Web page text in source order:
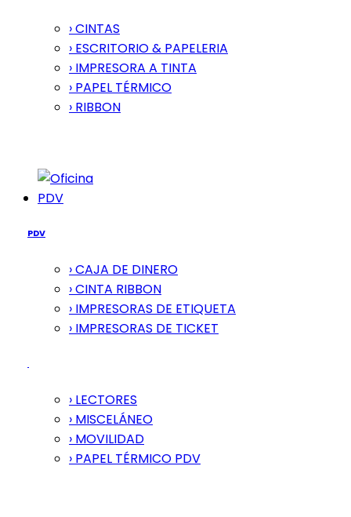
› CINTAS
› ESCRITORIO & PAPELERIA
› IMPRESORA A TINTA
› PAPEL TÉRMICO
› RIBBON
PDV
PDV
› CAJA DE DINERO
› CINTA RIBBON
› IMPRESORAS DE ETIQUETA
› IMPRESORAS DE TICKET
› LECTORES
› MISCELÁNEO
› MOVILIDAD
› PAPEL TÉRMICO PDV